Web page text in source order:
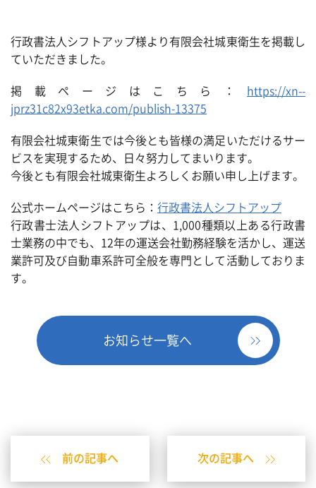
行政書法人シフトアップ様より有限会社城東衛生を掲載し
ていただきました。
掲載ページはこちら：
https://xn--
jprz31c82x93etka.com/publish-13375
有限会社城東衛生では今後とも皆様の満足いただけるサー
ビスを実現するため、日々努力してまいります。
今後とも有限会社城東衛生よろしくお願い申し上げます。
公式ホームページはこちら： 行政書法人シフトアップ
行政書士法人シフトアップは、1,000種類以上ある行政書
士業務の中でも、12年の運送会社勤務経験を活かし、運送
業許可及び自動車系許可全般を専門として活動しておりま
す。
お知らせ一覧へ
前の記事へ 次の記事へ